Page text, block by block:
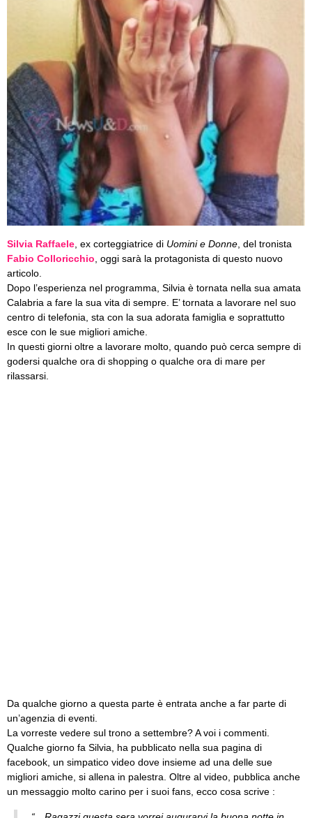
Silvia Raffaele , ex corteggiatrice di Uomini e Donne , del tronista
Fabio Colloricchio , oggi sarà la protagonista di questo nuovo
articolo.
Dopo l’esperienza nel programma, Silvia è tornata nella sua amata
Calabria a fare la sua vita di sempre. E’ tornata a lavorare nel suo
centro di telefonia, sta con la sua adorata famiglia e soprattutto
esce con le sue migliori amiche.
In questi giorni oltre a lavorare molto, quando può cerca sempre di
godersi qualche ora di shopping o qualche ora di mare per
rilassarsi.
Da qualche giorno a questa parte è entrata anche a far parte di
un’agenzia di eventi.
La vorreste vedere sul trono a settembre? A voi i commenti.
Qualche giorno fa Silvia, ha pubblicato nella sua pagina di
facebook, un simpatico video dove insieme ad una delle sue
migliori amiche, si allena in palestra. Oltre al video, pubblica anche
un messaggio molto carino per i suoi fans, ecco cosa scrive :